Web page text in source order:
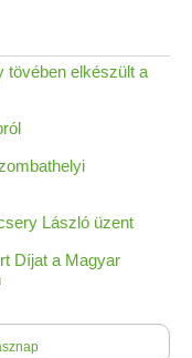
tövében elkészült a
László üzent
Díjat a Magyar